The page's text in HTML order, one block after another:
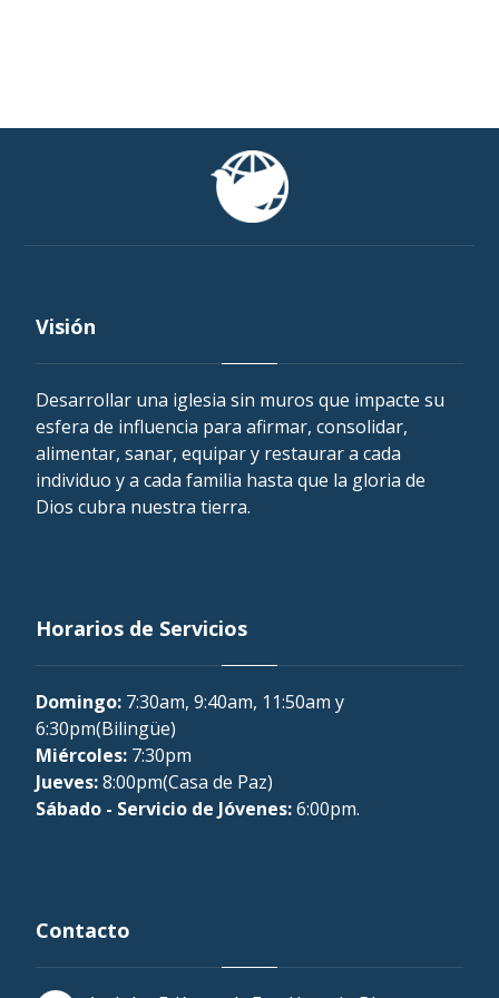
Visión
Desarrollar una iglesia sin muros que impacte su
esfera de influencia para afirmar, consolidar,
alimentar, sanar, equipar y restaurar a cada
individuo y a cada familia hasta que la gloria de
Dios cubra nuestra tierra.
Horarios de Servicios
Domingo: 7:30am, 9:40am, 11:50am y
6:30pm(Bilingüe)
Miércoles: 7:30pm
Jueves:8:00pm(Casa de Paz)
Sábado - Servicio de Jóvenes:6:00pm.
Contacto